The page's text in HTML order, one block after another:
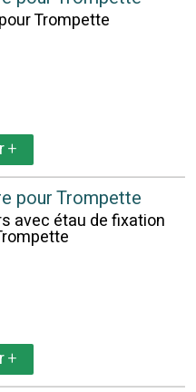
Trompette
+
pour Trompette
avec étau de fixation
+